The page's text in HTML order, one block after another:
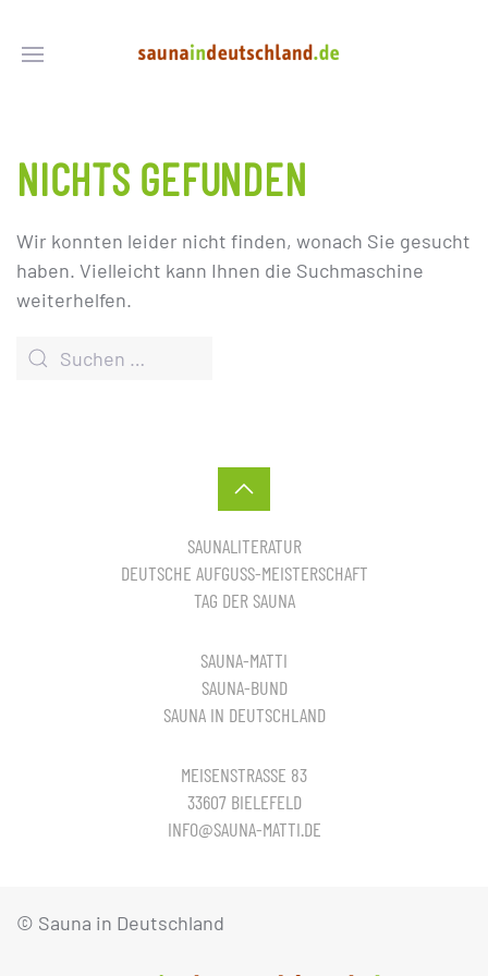
NICHTS GEFUNDEN
Wir konnten leider nicht finden, wonach Sie gesucht
haben. Vielleicht kann Ihnen die Suchmaschine
weiterhelfen.
SAUNALITERATUR
DEUTSCHE AUFGUSS-MEISTERSCHAFT
TAG DER SAUNA
SAUNA-MATTI
SAUNA-BUND
SAUNA IN DEUTSCHLAND
MEISENSTRASSE 83
33607 BIELEFELD
INFO@SAUNA-MATTI.DE
© Sauna in Deutschland